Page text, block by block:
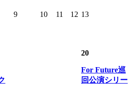
9 10 11 12 13
20
For Future巡
回公演シリー